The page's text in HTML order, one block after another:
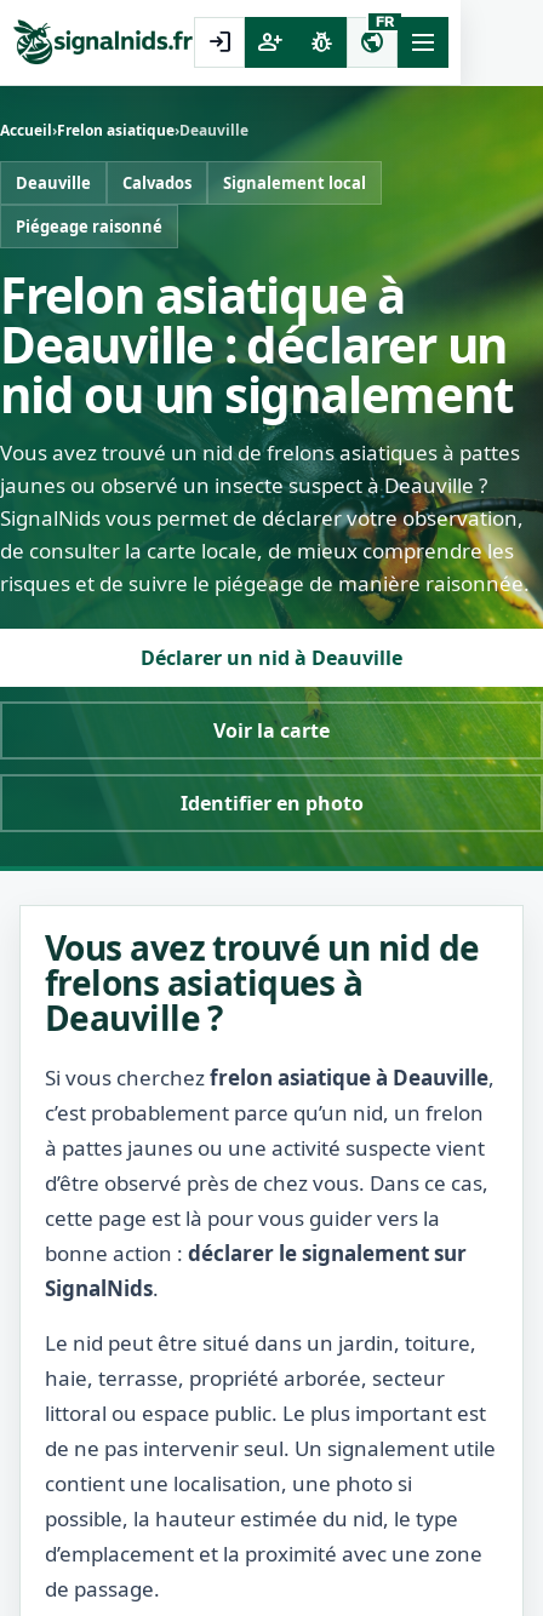
login person_add pest_control public
FR
Accueil›Frelon asiatique›Deauville
Deauville Calvados
Signalement local
Piégeage raisonné
Frelon asiatique à
Deauville : déclarer un
nid ou un signalement
Vous avez trouvé un nid de frelons asiatiques à pattes
jaunes ou observé un insecte suspect à Deauville ?
SignalNids vous permet de déclarer votre observation,
de consulter la carte locale, de mieux comprendre les
risques et de suivre le piégeage de manière raisonnée.
Déclarer un nid à Deauville
Voir la carte
Identifier en photo
Vous avez trouvé un nid de
frelons asiatiques à
Deauville ?
Si vous cherchezfrelon asiatique à Deauville,
c’est probablement parce qu’un nid, un frelon
à pattes jaunes ou une activité suspecte vient
d’être observé près de chez vous. Dans ce cas,
cette page est là pour vous guider vers la
bonne action : déclarer le signalement sur
SignalNids.
Le nid peut être situé dans un jardin, toiture,
haie, terrasse, propriété arborée, secteur
littoral ou espace public. Le plus important est
de ne pas intervenir seul. Un signalement utile
contient une localisation, une photo si
possible, la hauteur estimée du nid, le type
d’emplacement et la proximité avec une zone
de passage.